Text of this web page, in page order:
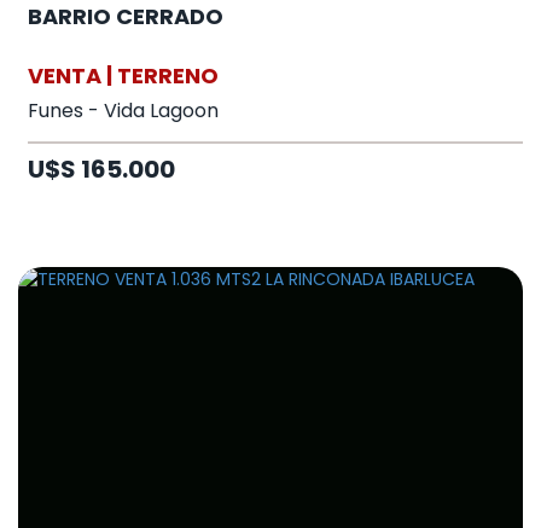
BARRIO CERRADO
VENTA | TERRENO
Funes - Vida Lagoon
U$S 165.000